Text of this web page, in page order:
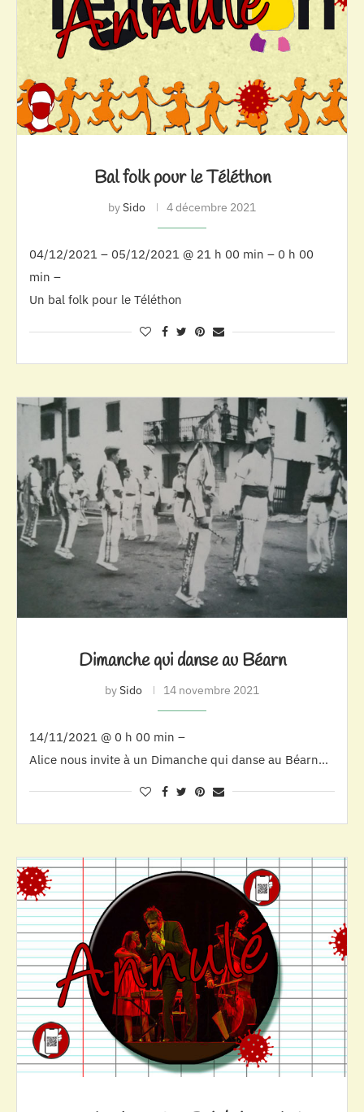
Bal folk pour le Téléthon
bySido 4 décembre 2021
04/12/2021 – 05/12/2021 @ 21 h 00 min – 0 h 00
min –
Un bal folk pour le Téléthon
Dimanche qui danse au Béarn
bySido 14 novembre 2021
14/11/2021 @ 0 h 00 min –
Alice nous invite à un Dimanche qui danse au Béarn…